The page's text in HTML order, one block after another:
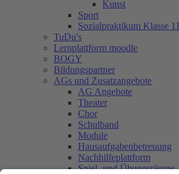
Kunst
Sport
Sozialpraktikum Klasse 11
TuDu's
Lernplattform moodle
BOGY
Bildungspartner
AGs und Zusatzangebote
AG Angebote
Theater
Chor
Schulband
Module
Hausaufgabenbetreuung
Nachhilfeplattform
Spiel- und Übungsräume